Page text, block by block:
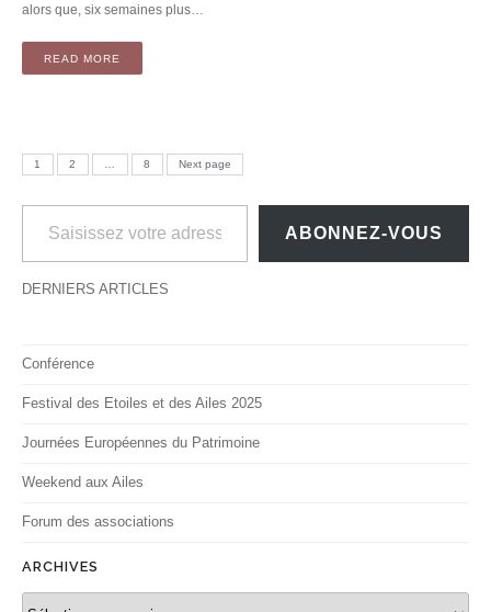
alors que, six semaines plus…
READ MORE
Pagination des publications
PAGE
1 PAGE
2 … PAGE
8 Next page
Saisissez votre adresse e-mail…
ABONNEZ-VOUS
DERNIERS ARTICLES
Conférence
Festival des Etoiles et des Ailes 2025
Journées Européennes du Patrimoine
Weekend aux Ailes
Forum des associations
ARCHIVES